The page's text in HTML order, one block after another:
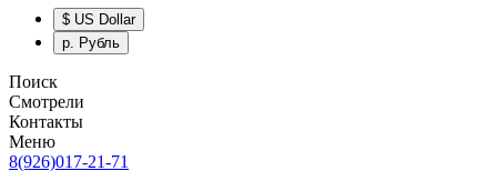
$ US Dollar
р. Рубль
Поиск
Смотрели
Контакты
Меню
8(926)017-21-71